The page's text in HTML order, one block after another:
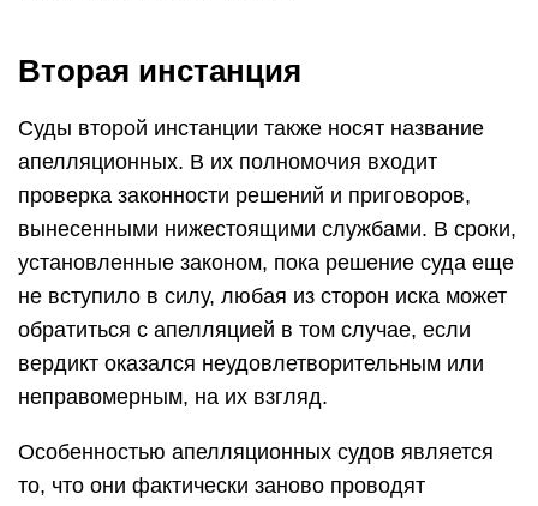
Вторая инстанция
Суды второй инстанции также носят название
апелляционных. В их полномочия входит
проверка законности решений и приговоров,
вынесенными нижестоящими службами. В сроки,
установленные законом, пока решение суда еще
не вступило в силу, любая из сторон иска может
обратиться с апелляцией в том случае, если
вердикт оказался неудовлетворительным или
неправомерным, на их взгляд.
Особенностью апелляционных судов является
то, что они фактически заново проводят